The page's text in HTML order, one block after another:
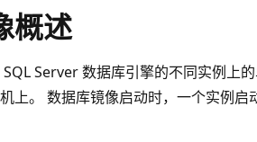
概述
Server 数据库引擎的不同实例上
上。 数据库镜像启动时，一个实例启